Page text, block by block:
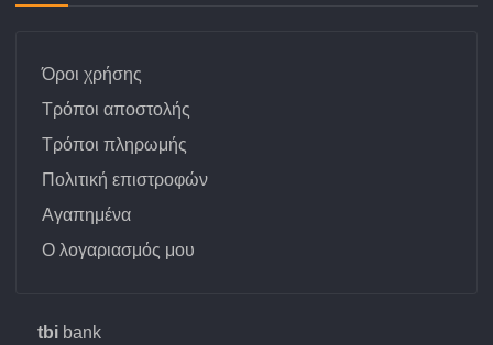
Όροι χρήσης
Τρόποι αποστολής
Τρόποι πληρωμής
Πολιτική επιστροφών
Αγαπημένα
Ο λογαριασμός μου
tbi bank